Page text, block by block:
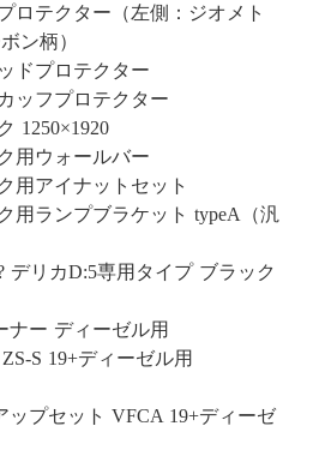
ロテクター（左側：ジオメト
ン柄）
ドプロテクター
ッフプロテクター
1250×1920
用ウォールバー
用アイナットセット
用ランプブラケット typeA（汎
デリカD:5専用タイプ ブラック
ナー ディーゼル用
S 19+ディーゼル用
ップセット VFCA 19+ディーゼ